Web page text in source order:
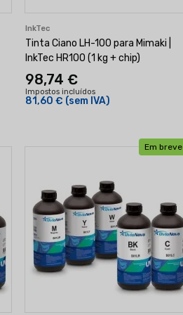
InkTec
Tinta Ciano LH-100 para Mimaki |
InkTec HR100 (1 kg + chip)
98,74 €
Impostos incluídos
81,60 € (sem IVA)
Em breve